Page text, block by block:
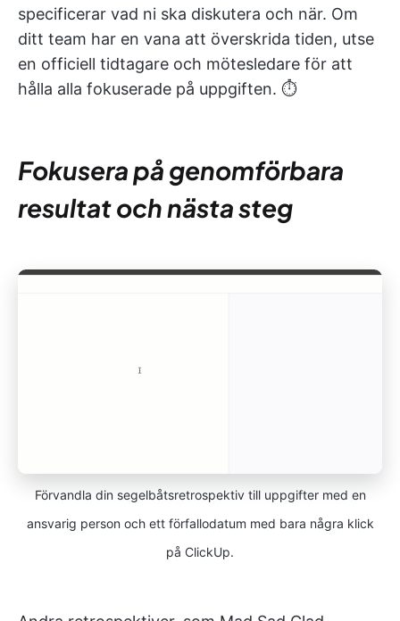
specificerar vad ni ska diskutera och när. Om
ditt team har en vana att överskrida tiden, utse
en officiell tidtagare och mötesledare för att
hålla alla fokuserade på uppgiften. ⏱️
Fokusera på genomförbara
resultat och nästa steg
Förvandla din segelbåtsretrospektiv till uppgifter med en
ansvarig person och ett förfallodatum med bara några klick
på ClickUp.